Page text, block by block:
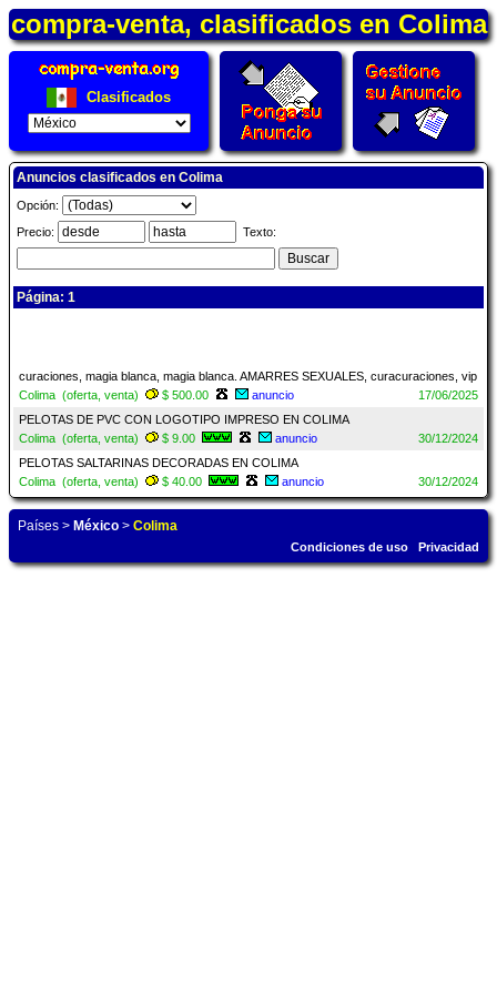
compra-venta, clasificados en Colima
Clasificados
Anuncios clasificados en Colima
Opción:
Precio:
Texto:
Página: 1
curaciones, magia blanca, magia blanca. AMARRES SEXUALES, curacuraciones, vip
Colima (oferta, venta)
$ 500.00 anuncio
17/06/2025
PELOTAS DE PVC CON LOGOTIPO IMPRESO EN COLIMA
Colima (oferta, venta)
$ 9.00 anuncio
30/12/2024
PELOTAS SALTARINAS DECORADAS EN COLIMA
Colima (oferta, venta)
$ 40.00 anuncio 30/12/2024
Países > México > Colima
Condiciones de uso Privacidad